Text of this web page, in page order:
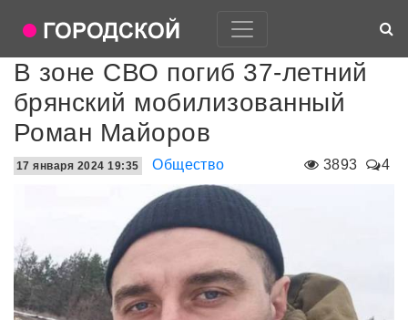
В зоне СВО погиб 37-летний
брянский мобилизованный
Роман Майоров
3893 4
17 января 2024 19:35 Общество